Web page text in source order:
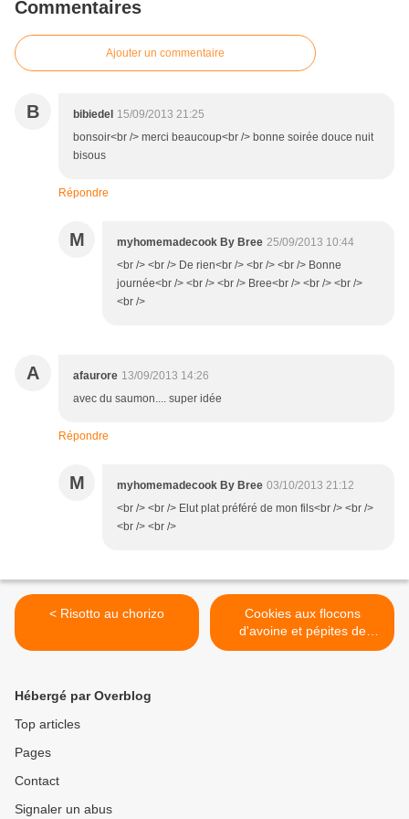
Commentaires
Ajouter un commentaire
B bibiedel 15/09/2013 21:25
bonsoir<br /> merci beaucoup<br /> bonne soirée douce nuit
bisous
Répondre
M myhomemadecook By Bree 25/09/2013 10:44
<br /> <br /> De rien<br /> <br /> <br /> Bonne
journée<br /> <br /> <br /> Bree<br /> <br /> <br />
<br />
A afaurore 13/09/2013 14:26
avec du saumon.... super idée
Répondre
M myhomemadecook By Bree 03/10/2013 21:12
<br /> <br /> Elut plat préféré de mon fils<br /> <br />
<br /> <br />
< Risotto au chorizo
Cookies aux flocons
d'avoine et pépites de
chocolat >
Hébergé par Overblog
Top articles
Pages
Contact
Signaler un abus